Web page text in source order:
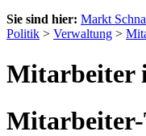
Sie sind hier: Markt
Politik > Verwaltung >
Mitarbeiter
Mitarbeiter-